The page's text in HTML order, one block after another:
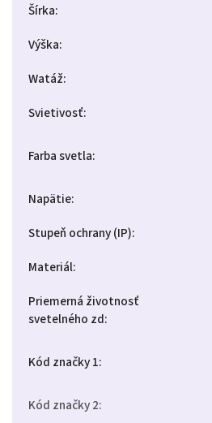
Šírka:
Výška:
Watáž:
Svietivosť:
Farba svetla:
Napätie:
Stupeň ochrany (IP):
Materiál:
Priemerná životnosť
svetelného zd:
Kód značky 1:
Kód značky 2: